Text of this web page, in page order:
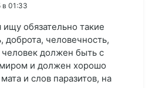
в 01:33
обязательно такие
доброта, человечность,
должен быть с
и должен хорошо
и слов паразитов, на